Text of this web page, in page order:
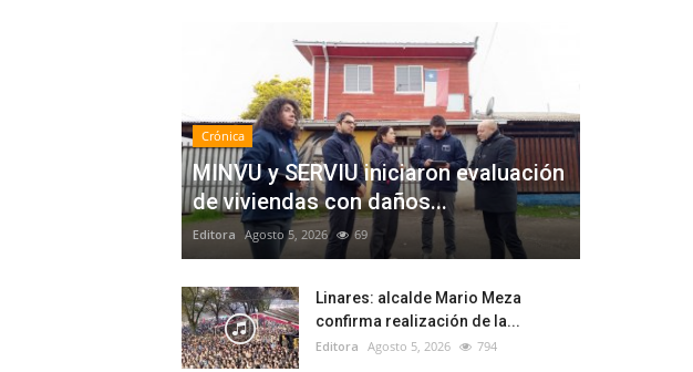
Crónica
MINVU y SERVIU iniciaron evaluación
de viviendas con daños...
Editora Agosto 5, 2026 69
Linares: alcalde Mario Meza
confirma realización de la...
Editora Agosto 5, 2026 794